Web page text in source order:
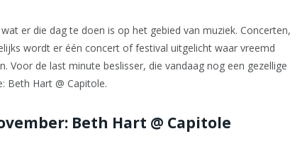
er die dag te doen is op het gebied van muziek. Concerten,
wordt er één concert of festival uitgelicht waar vreemd
Voor de last minute beslisser, die vandaag nog een gezellige
Beth Hart @ Capitole.
Beth Hart @ Capitole